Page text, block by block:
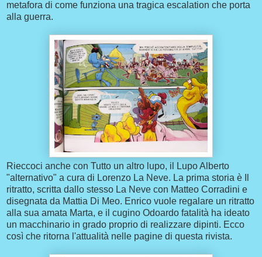
metafora di come funziona una tragica escalation che porta
alla guerra.
Rieccoci anche con Tutto un altro lupo, il Lupo Alberto
"alternativo" a cura di Lorenzo La Neve. La prima storia è Il
ritratto, scritta dallo stesso La Neve con Matteo Corradini e
disegnata da Mattia Di Meo. Enrico vuole regalare un ritratto
alla sua amata Marta, e il cugino Odoardo fatalità ha ideato
un macchinario in grado proprio di realizzare dipinti. Ecco
così che ritorna l'attualità nelle pagine di questa rivista.